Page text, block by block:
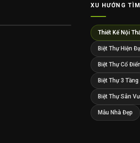
XU HƯỚNG
Thiết Kế Nội
Biệt Thự Hiện
Biệt Thự Cổ Điển
Biệt Thự 3 Tầng
Biệt Thự Sân
Mẫu Nhà Đẹp